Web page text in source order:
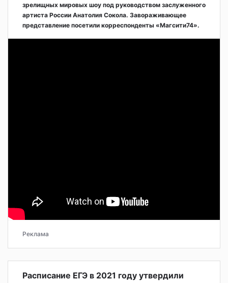
зрелищных мировых шоу под руководством заслуженного
артиста России Анатолия Сокола. Завораживающее
представление посетили корреспонденты «Магсити74».
Реклама
Расписание ЕГЭ в 2021 году утвердили